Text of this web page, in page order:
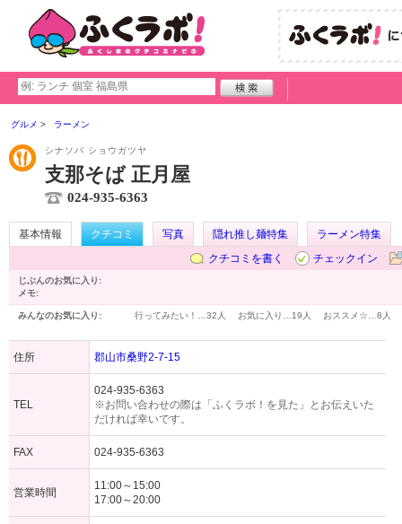
グルメ ラーメン
シナソバ ショウガツヤ
支那そば 正月屋
024-935-6363
基本情報 クチコミ 写真 隠れ推し麺特集
ラーメン特集
クチコミを書く
チェックイン
じぶんのお気に入り:
メモ:
みんなのお気に入り: 行ってみたい！… 32人 お気に入り… 19人 おススメ☆… 8人
住所 郡山市桑野2-7-15
TEL
024-935-6363
※お問い合わせの際は「ふくラボ！を見た」とお伝えいた
だければ幸いです。
FAX 024-935-6363
営業時間
11:00～15:00
17:00～20:00